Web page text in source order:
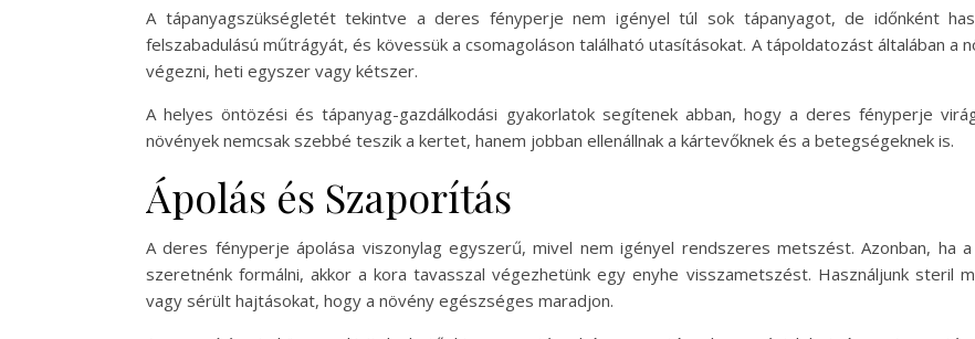
A tápanyagszükségletét tekintve a deres fényperje nem igényel túl sok tápanyagot, de időnként
felszabadulású műtrágyát, és kövessük a csomagoláson található utasításokat. A tápoldatozást általában a
végezni, heti egyszer vagy kétszer.
A helyes öntözési és tápanyag-gazdálkodási gyakorlatok segítenek abban, hogy a deres fényperje
növények nemcsak szebbé teszik a kertet, hanem jobban ellenállnak a kártevőknek és a betegségeknek is.
Ápolás és Szaporítás
A deres fényperje ápolása viszonylag egyszerű, mivel nem igényel rendszeres metszést. Azonban, ha
szeretnénk formálni, akkor a kora tavasszal végezhetünk egy enyhe visszametszést. Használjunk steril
vagy sérült hajtásokat, hogy a növény egészséges maradjon.